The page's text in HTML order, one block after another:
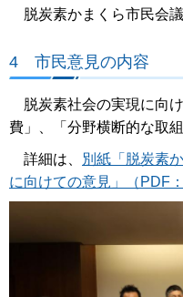
脱炭素かまくら市民会議
4 市民意見の内容
脱炭素社会の実現に向
費」、「分野横断的な取
詳細は、
別紙「脱炭素
に向けての意見」（PDF